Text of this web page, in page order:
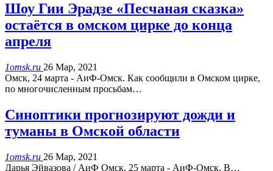
Шоу Гии Эрадзе «Песчаная сказка»
остаётся в омском цирке до конца
апреля
1omsk.ru 26 Мар, 2021
Омск, 24 марта - АиФ-Омск. Как сообщили в Омском цирке,
по многочисленным просьбам…
Синоптики прогнозируют дожди и
туманы в Омской области
1omsk.ru 26 Мар, 2021
Дарья Эйвазова / АиФ Омск, 25 марта - АиФ-Омск. В…